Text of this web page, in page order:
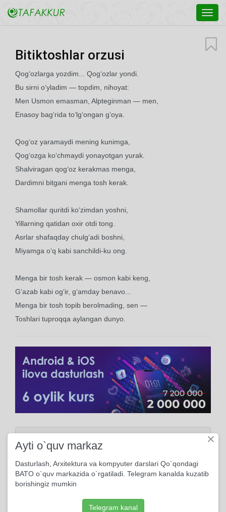
Bitiktoshlar orzusi
Qog‘ozlarga yozdim... Qog‘ozlar yondi.
Bu sirni o‘yladim — topdim, nihoyat:
Men Usmon emasman, Alpteginman — men,
Enasoy bag‘rida to‘lg‘ongan g‘oya.
Qog‘oz yaramaydi mening kunimga,
Qog‘ozga ko‘chmaydi yonayotgan yurak.
Shalviragan qog‘oz kerakmas menga,
Dardimni bitgani menga tosh kerak.
Shamollar quritdi ko‘zimdan yoshni,
Yillarning qatidan oxir otdi tong.
Asrlar shafaqday chulg‘adi boshni,
Miyamga o‘q kabi sanchildi-ku ong.
Menga bir tosh kerak — osmon kabi keng,
G‘azab kabi og‘ir, g‘amday benavo...
Menga bir tosh topib berolmading, sen —
Toshlari tuproqqa aylangan dunyo.
2022, 23-Aprelda yuklangan
192 marta ko'rildi
0 kishi kutubxonasiga qo'shdi
×
Ayti o`quv markaz
Dasturlash, Arxitektura va kompyuter darslari Qo`qondagi
BATO o`quv markazida o`rgatiladi. Telegram kanalda kuzatib
borishingiz mumkin
Telegram kanal